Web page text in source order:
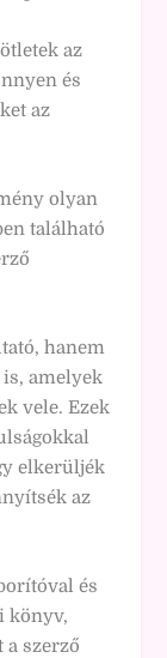
az
és
az
olyan
található
hanem
is, amelyek
vele. Ezek
elkerüljék
az
és
könyv,
a szerző